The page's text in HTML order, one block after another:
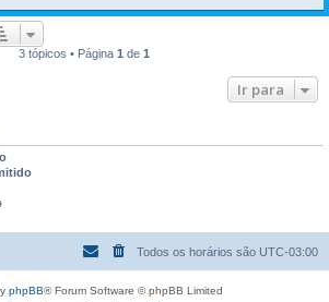
3 tópicos • Página 1 de 1
Ir para
Todos os horários são UTC-03:00
phpBB® Forum Software © phpBB Limited